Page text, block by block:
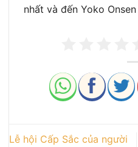
nhất và đến Yoko
Lễ hội Cấp Sắc của người